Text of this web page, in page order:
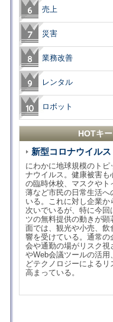
売上
災害
業務改善
レンタル
ロボット
HOTキ
新型コロナウイルス
にわかに地球規模のトピ
ナウイルス。健康被害
の臨時休校、マスクやト
薄など市民の日常生活へ
いる。これに対し企業
次いでいるが、特に今
ツの無料提供の動きが
面では、観光や小売、飲
響を受けている。通常
会や通勤の場がリスク視
やWeb会議ツールの活
どテクノロジーによる
高まっている。